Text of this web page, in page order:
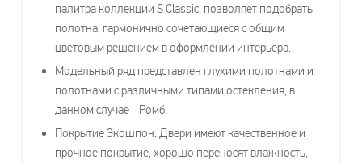
палитра коллекции S Classic, позволяет подобрать
полотна, гармонично сочетающиеся с общим
цветовым решением в оформлении интерьера.
Модельный ряд представлен глухими полотнами и
полотнами с различными типами остекления, в
данном случае - Ромб.
Покрытие Экошпон. Двери имеют качественное и
прочное покрытие, хорошо переносят влажность,